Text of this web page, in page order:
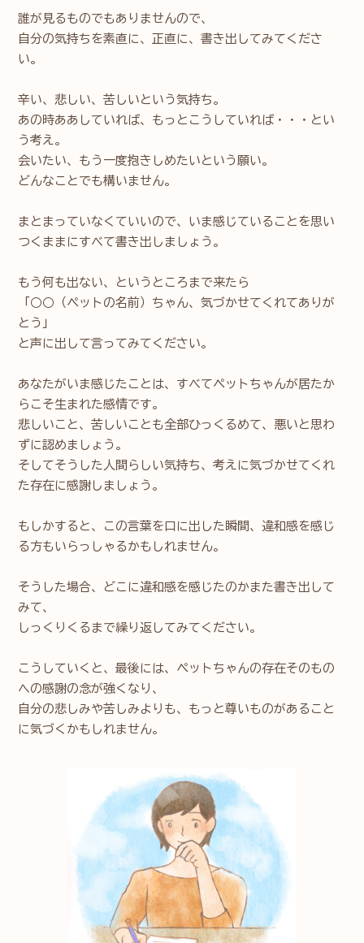
誰が見るものでもありませんので、
自分の気持ちを素直に、正直に、書き出してみてくださ
い。
辛い、悲しい、苦しいという気持ち。
あの時ああしていれば、もっとこうしていれば・・・とい
う考え。
会いたい、もう一度抱きしめたいという願い。
どんなことでも構いません。
まとまっていなくていいので、いま感じていることを思い
つくままにすべて書き出しましょう。
もう何も出ない、というところまで来たら
「○○（ペットの名前）ちゃん、気づかせてくれてありが
とう」
と声に出して言ってみてください。
あなたがいま感じたことは、すべてペットちゃんが居たか
らこそ生まれた感情です。
悲しいこと、苦しいことも全部ひっくるめて、悪いと思わ
ずに認めましょう。
そしてそうした人間らしい気持ち、考えに気づかせてくれ
た存在に感謝しましょう。
もしかすると、この言葉を口に出した瞬間、違和感を感じ
る方もいらっしゃるかもしれません。
そうした場合、どこに違和感を感じたのかまた書き出して
みて、
しっくりくるまで繰り返してみてください。
こうしていくと、最後には、ペットちゃんの存在そのもの
への感謝の念が強くなり、
自分の悲しみや苦しみよりも、もっと尊いものがあること
に気づくかもしれません。